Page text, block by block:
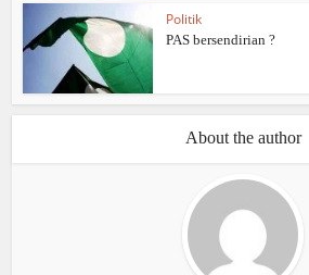
Politik
PAS bersendirian ?
About the author